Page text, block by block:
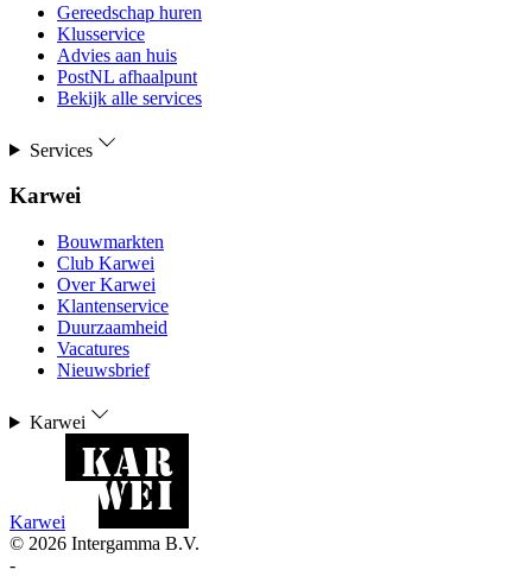
Gereedschap huren
Klusservice
Advies aan huis
PostNL afhaalpunt
Bekijk alle services
Services
Karwei
Bouwmarkten
Club Karwei
Over Karwei
Klantenservice
Duurzaamheid
Vacatures
Nieuwsbrief
Karwei
Karwei
© 2026 Intergamma B.V.
-